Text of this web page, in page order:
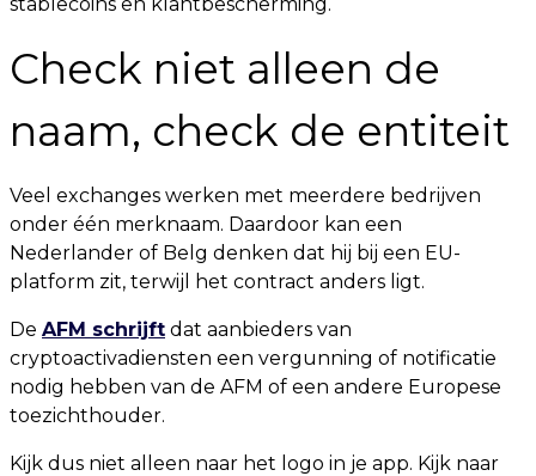
Check niet alleen de
naam, check de entiteit
Veel exchanges werken met meerdere bedrijven
onder één merknaam. Daardoor kan een
Nederlander of Belg denken dat hij bij een EU-
platform zit, terwijl het contract anders ligt.
De AFM schrijft dat aanbieders van
cryptoactivadiensten een vergunning of notificatie
nodig hebben van de AFM of een andere Europese
toezichthouder.
Kijk dus niet alleen naar het logo in je app. Kijk naar